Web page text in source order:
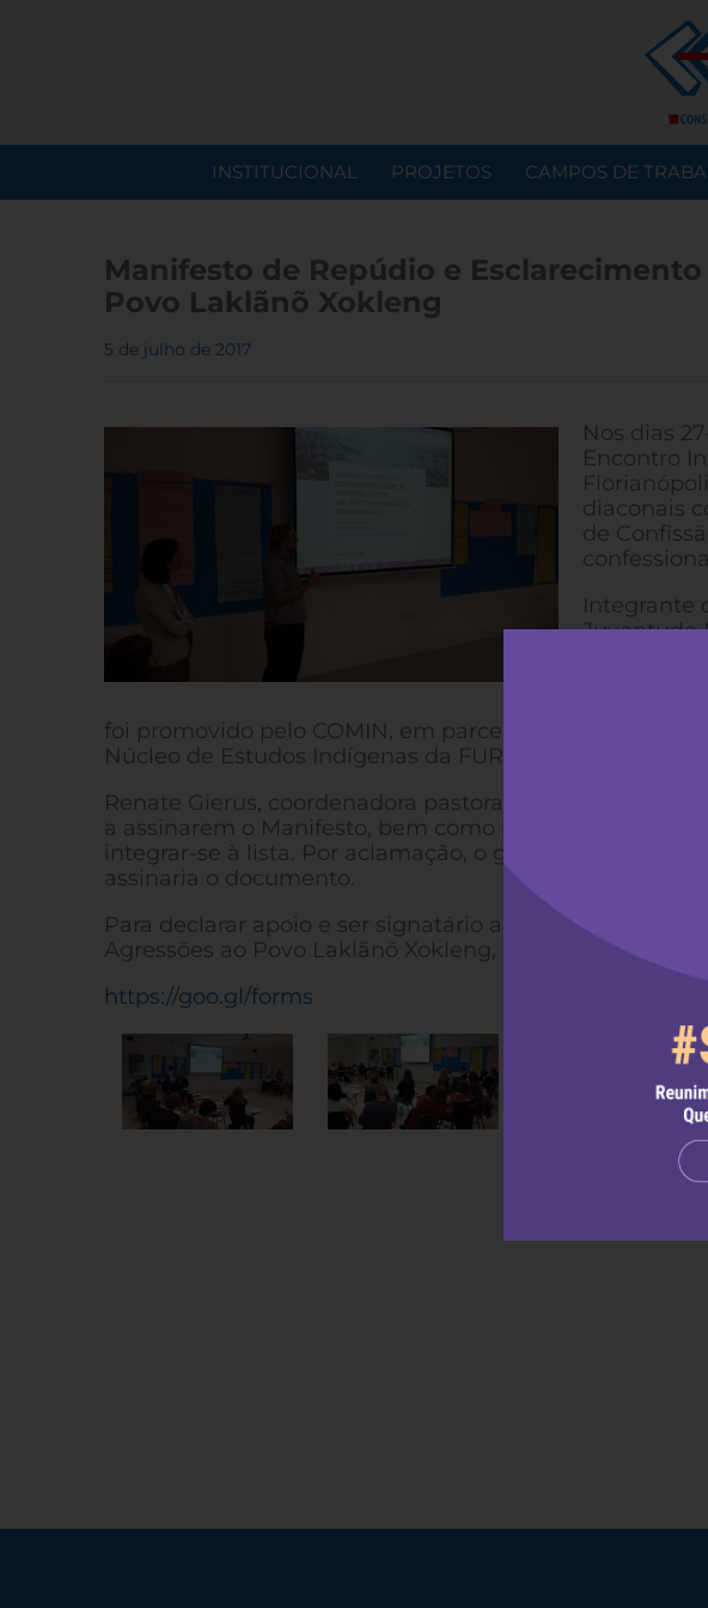
INSTITUCIONAL PROJETOS CAMPOS DE
Manifesto de Repúdio e
Povo Laklãnõ Xokleng
5 de julho de 2017
Nos dias
Encontro
diaconais
de
Integrante
Juventude
Manifesto
Barragem
foi promovido pelo COMIN, em parceria com o CIMI-
Núcleo de Estudos Indígenas da FURB-Universidade
Renate Gierus, coordenadora pastoral e programática
a assinarem o Manifesto, bem como levarem esta
integrar-se à lista. Por aclamação, o grupo reunido
assinaria o documento.
Para declarar apoio e ser signatário a este Manifesto de
Agressões ao Povo Laklãnõ Xokleng, assine-o aqui:
https://goo.gl/forms